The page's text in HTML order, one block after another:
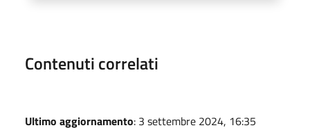
Contenuti correlati
Ultimo aggiornamento: 3 settembre 2024, 16:35